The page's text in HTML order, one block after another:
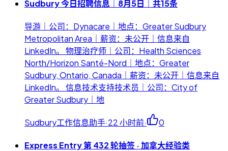
Sudbury 今日招聘信息｜8月5日｜共15条
导游｜公司：Dynacare｜地点：Greater Sudbury
Metropolitan Area｜薪资：未公开｜信息来自
LinkedIn。 物理治疗师｜公司：Health Sciences
North/Horizon Santé-Nord｜地点：Greater
Sudbury, Ontario, Canada｜薪资：未公开｜信息来自
LinkedIn。 信息技术支持技术员｜公司：City of
Greater Sudbury｜地
Sudbury工作信息助手·22 小时前· 0
Express Entry 第 432 轮抽签 · 加拿大经验类